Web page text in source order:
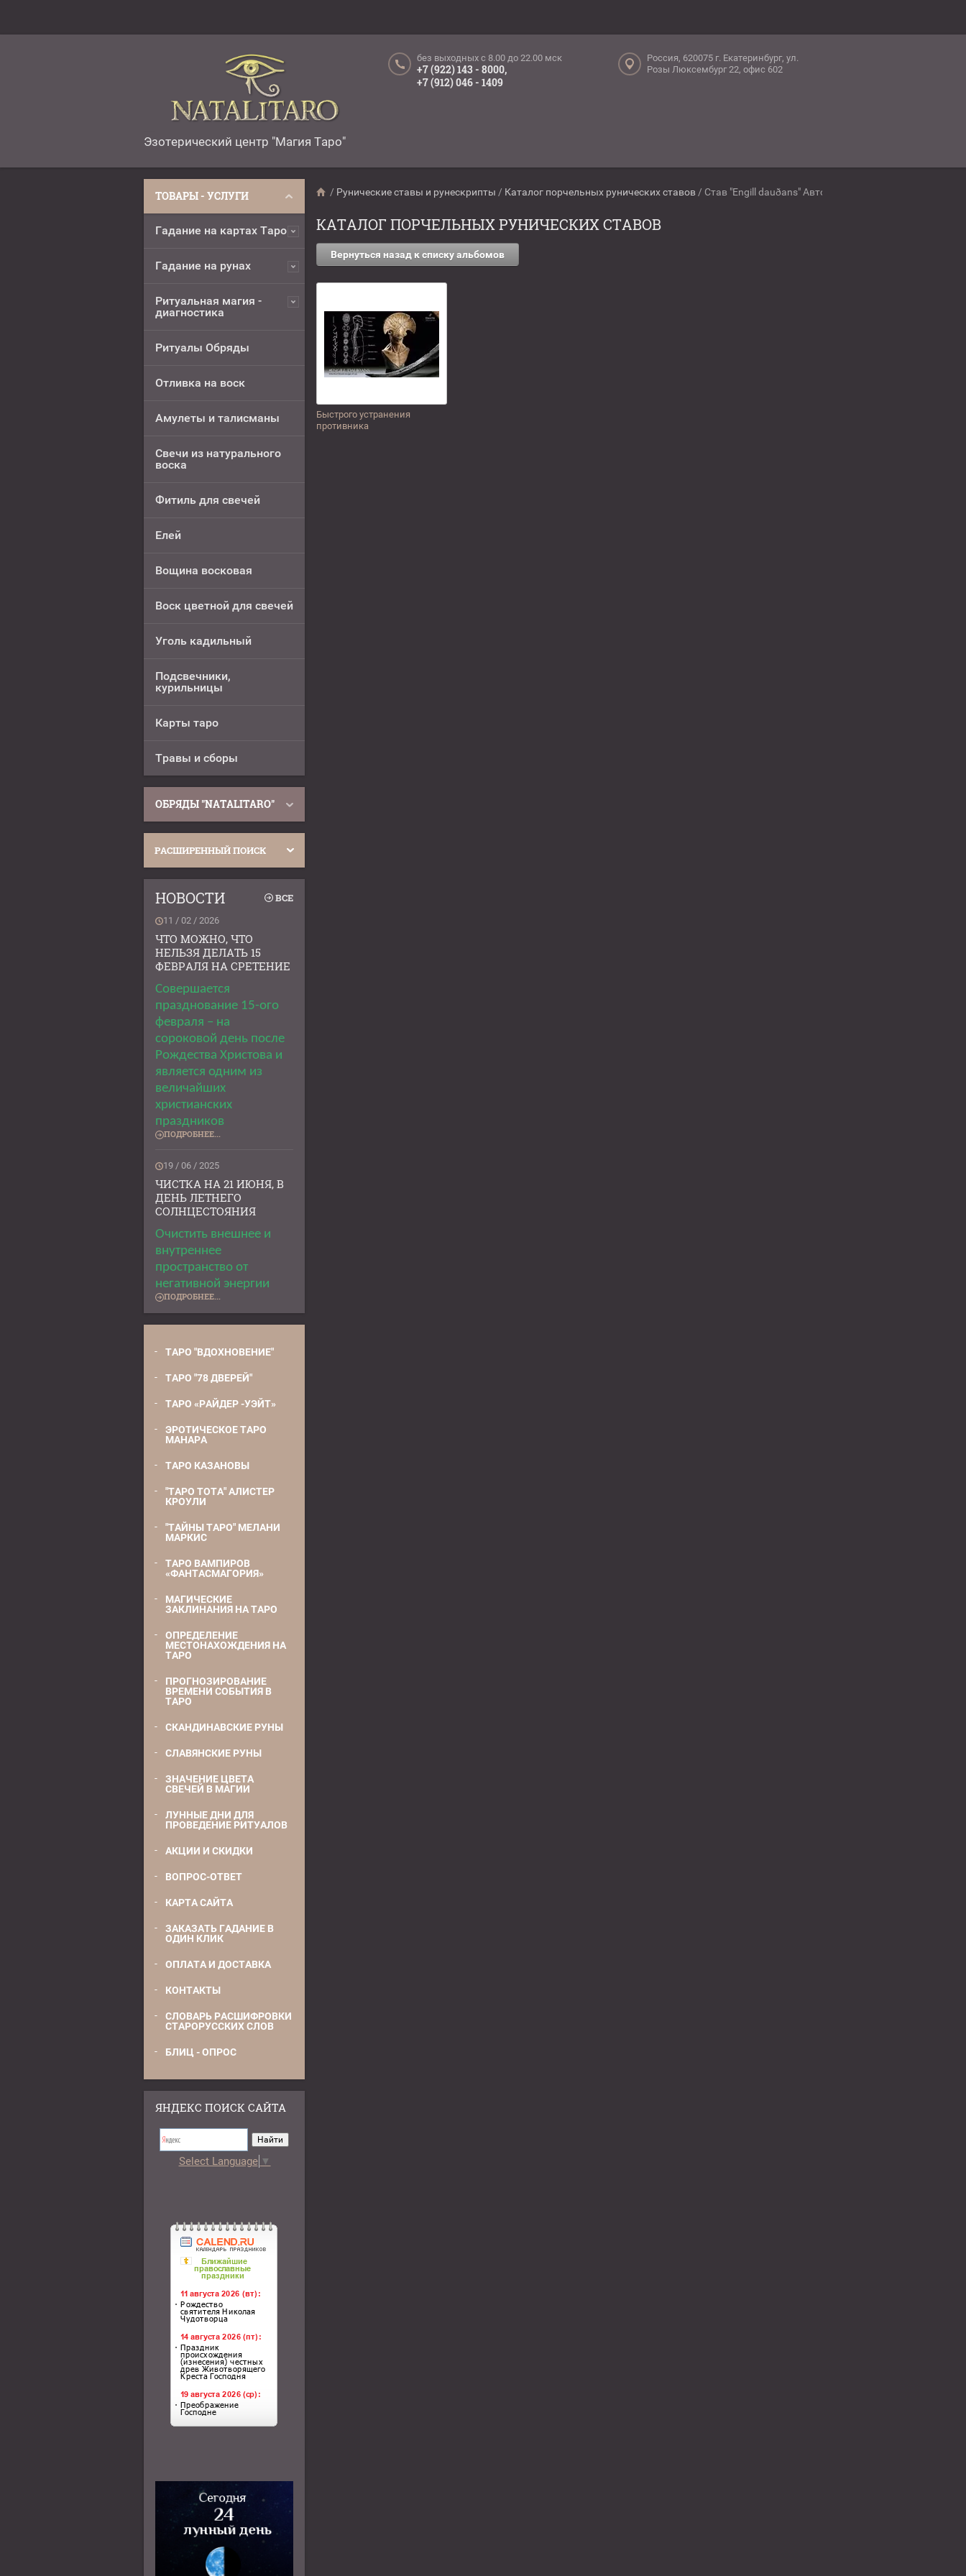
Эзотерический центр "Магия Таро"
без выходных c 8.00 до 22.00 мск
+7 (922) 143 - 8000,
+7 (912) 046 - 1409
Россия, 620075 г. Екатеринбург, ул.
Розы Люксембург 22, офис 602
ТОВАРЫ - УСЛУГИ
Гадание на картах Таро
Гадание на рунах
Ритуальная магия -
диагностика
Ритуалы Обряды
Отливка на воск
Амулеты и талисманы
Свечи из натурального
воска
Фитиль для свечей
Елей
Вощина восковая
Воск цветной для свечей
Уголь кадильный
Подсвечники,
курильницы
Карты таро
Травы и сборы
ОБРЯДЫ "NATALITARO"
РАСШИРЕННЫЙ ПОИСК
НОВОСТИ ВСЕ
11 / 02 / 2026
ЧТО МОЖНО, ЧТО
НЕЛЬЗЯ ДЕЛАТЬ 15
ФЕВРАЛЯ НА СРЕТЕНИЕ
Совершается
празднование 15-ого
февраля – на
сороковой день после
Рождества Христова и
является одним из
величайших
христианских
праздников
ПОДРОБНЕЕ...
19 / 06 / 2025
ЧИСТКА НА 21 ИЮНЯ, В
ДЕНЬ ЛЕТНЕГО
СОЛНЦЕСТОЯНИЯ
Очистить внешнее и
внутреннее
пространство от
негативной энергии
ПОДРОБНЕЕ...
ТАРО "ВДОХНОВЕНИЕ"
ТАРО "78 ДВЕРЕЙ"
ТАРО «РАЙДЕР -УЭЙТ»
ЭРОТИЧЕСКОЕ ТАРО
МАНАРА
ТАРО КАЗАНОВЫ
"ТАРО ТОТА" АЛИСТЕР
КРОУЛИ
"ТАЙНЫ ТАРО" МЕЛАНИ
МАРКИС
ТАРО ВАМПИРОВ
«ФАНТАСМАГОРИЯ»
МАГИЧЕСКИЕ
ЗАКЛИНАНИЯ НА ТАРО
ОПРЕДЕЛЕНИЕ
МЕСТОНАХОЖДЕНИЯ НА
ТАРО
ПРОГНОЗИРОВАНИЕ
ВРЕМЕНИ СОБЫТИЯ В
ТАРО
СКАНДИНАВСКИЕ РУНЫ
СЛАВЯНСКИЕ РУНЫ
ЗНАЧЕНИЕ ЦВЕТА
СВЕЧЕЙ В МАГИИ
ЛУННЫЕ ДНИ ДЛЯ
ПРОВЕДЕНИЕ РИТУАЛОВ
АКЦИИ И СКИДКИ
ВОПРОС-ОТВЕТ
КАРТА САЙТА
ЗАКАЗАТЬ ГАДАНИЕ В
ОДИН КЛИК
ОПЛАТА И ДОСТАВКА
КОНТАКТЫ
СЛОВАРЬ РАСШИФРОВКИ
СТАРОРУССКИХ СЛОВ
БЛИЦ - ОПРОС
ЯНДЕКС ПОИСК САЙТА
Select Language ▼
/ Рунические ставы и рунескрипты / Каталог порчельных рунических ставов / Став "Engill dauðans" Автор: Dante
КАТАЛОГ ПОРЧЕЛЬНЫХ РУНИЧЕСКИХ СТАВОВ
Вернуться назад к списку альбомов
Быстрого устранения
противника